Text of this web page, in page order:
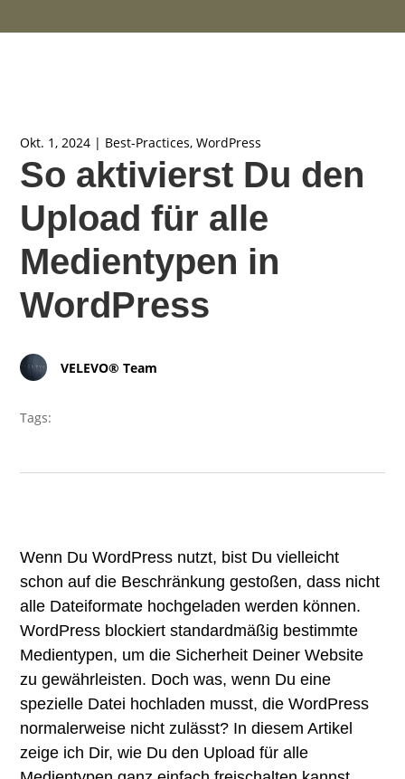
Okt. 1, 2024 | Best-Practices,WordPress
So aktivierst Du den
Upload für alle
Medientypen in
WordPress
VELEVO® Team
Tags:
Wenn Du WordPress nutzt, bist Du vielleicht
schon auf die Beschränkung gestoßen, dass nicht
alle Dateiformate hochgeladen werden können.
WordPress blockiert standardmäßig bestimmte
Medientypen, um die Sicherheit Deiner Website
zu gewährleisten. Doch was, wenn Du eine
spezielle Datei hochladen musst, die WordPress
normalerweise nicht zulässt? In diesem Artikel
zeige ich Dir, wie Du den Upload für alle